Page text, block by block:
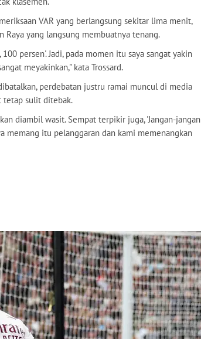
VAR yang berlangsung sekitar lima menit,
Raya yang langsung membuatnya tenang.
persen'. Jadi, pada momen itu saya sangat yakin
meyakinkan," kata Trossard.
perdebatan justru ramai muncul di media
tetap sulit ditebak.
diambil wasit. Sempat terpikir juga, 'Jangan-jangan
memang itu pelanggaran dan kami memenangkan